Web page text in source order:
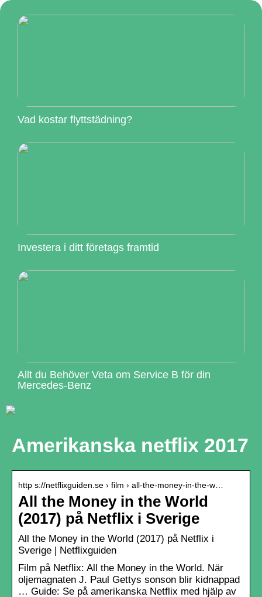
Vad kostar flyttstädning?
Investera i ditt företags framtid
Allt du Behöver Veta om Service B för din
Mercedes-Benz
Amerikanska netflix 2017
http s://netflixguiden.se › film › all-the-money-in-the-w…
All the Money in the World
(2017) på Netflix i Sverige
All the Money in the World (2017) på Netflix i
Sverige | Netflixguiden
Film på Netflix: All the Money in the World. När
oljemagnaten J. Paul Gettys sonson blir kidnappad
… Guide: Se på amerikanska Netflix med hjälp av